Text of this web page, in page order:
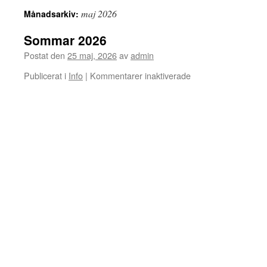
Månadsarkiv: maj 2026
Sommar 2026
Postat den 25 maj, 2026avadmin
Publicerat i Info | Kommentarer inaktiveradeför